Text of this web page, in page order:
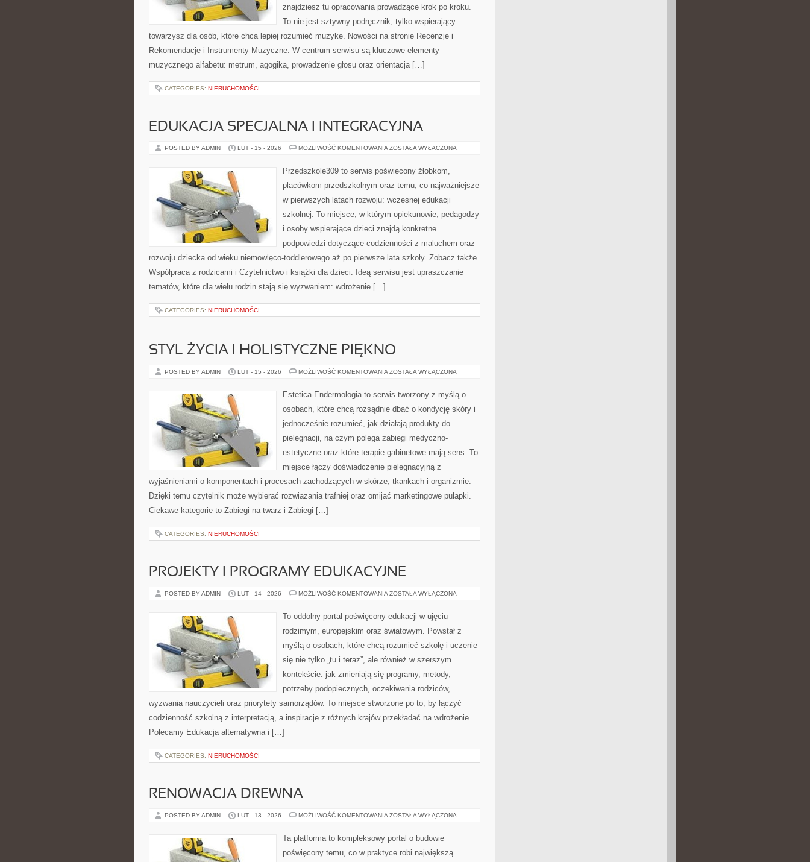
znajdziesz tu opracowania prowadzące krok po kroku.
To nie jest sztywny podręcznik, tylko wspierający
towarzysz dla osób, które chcą lepiej rozumieć muzykę. Nowości na stronie Recenzje i
Rekomendacje i Instrumenty Muzyczne. W centrum serwisu są kluczowe elementy
muzycznego alfabetu: metrum, agogika, prowadzenie głosu oraz orientacja […]
CATEGORIES: NIERUCHOMOŚCI
EDUKACJA SPECJALNA I INTEGRACYJNA
POSTED BY ADMIN LUT - 15 - 2026 MOŻLIWOŚĆ KOMENTOWANIA EDUKACJA
INTEGRACYJNA
ZOSTAŁA WYŁĄCZONA
Przedszkole309 to serwis poświęcony żłobkom,
placówkom przedszkolnym oraz temu, co najważniejsze
w pierwszych latach rozwoju: wczesnej edukacji
szkolnej. To miejsce, w którym opiekunowie, pedagodzy
i osoby wspierające dzieci znajdą konkretne
podpowiedzi dotyczące codzienności z maluchem oraz
rozwoju dziecka od wieku niemowlęco-toddlerowego aż po pierwsze lata szkoły. Zobacz także
Współpraca z rodzicami i Czytelnictwo i książki dla dzieci. Ideą serwisu jest upraszczanie
tematów, które dla wielu rodzin stają się wyzwaniem: wdrożenie […]
CATEGORIES: NIERUCHOMOŚCI
STYL ŻYCIA I HOLISTYCZNE PIĘKNO
POSTED BY ADMIN LUT - 15 - 2026 MOŻLIWOŚĆ KOMENTOWANIA STYL
HOLISTYCZNE
PIĘKNO
ZOSTAŁA WYŁĄCZONA
Estetica-Endermologia to serwis tworzony z myślą o
osobach, które chcą rozsądnie dbać o kondycję skóry i
jednocześnie rozumieć, jak działają produkty do
pielęgnacji, na czym polega zabiegi medyczno-
estetyczne oraz które terapie gabinetowe mają sens. To
miejsce łączy doświadczenie pielęgnacyjną z
wyjaśnieniami o komponentach i procesach zachodzących w skórze, tkankach i organizmie.
Dzięki temu czytelnik może wybierać rozwiązania trafniej oraz omijać marketingowe pułapki.
Ciekawe kategorie to Zabiegi na twarz i Zabiegi […]
CATEGORIES: NIERUCHOMOŚCI
PROJEKTY I PROGRAMY EDUKACYJNE
POSTED BY ADMIN LUT - 14 - 2026 MOŻLIWOŚĆ KOMENTOWANIA PROJEKTY
EDUKACYJNE
ZOSTAŁA WYŁĄCZONA
To oddolny portal poświęcony edukacji w ujęciu
rodzimym, europejskim oraz światowym. Powstał z
myślą o osobach, które chcą rozumieć szkołę i uczenie
się nie tylko „tu i teraz”, ale również w szerszym
kontekście: jak zmieniają się programy, metody,
potrzeby podopiecznych, oczekiwania rodziców,
wyzwania nauczycieli oraz priorytety samorządów. To miejsce stworzone po to, by łączyć
codzienność szkolną z interpretacją, a inspiracje z różnych krajów przekładać na wdrożenie.
Polecamy Edukacja alternatywna i […]
CATEGORIES: NIERUCHOMOŚCI
RENOWACJA DREWNA
POSTED BY ADMIN LUT - 13 - 2026 MOŻLIWOŚĆ KOMENTOWANIA RENOWACJA
ZOSTAŁA WYŁĄCZONA
Ta platforma to kompleksowy portal o budowie
poświęcony temu, co w praktyce robi największą